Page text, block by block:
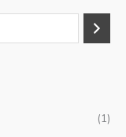
(1)